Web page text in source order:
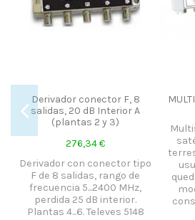
tipo
MULTI-SWITCH FI AUTONOMO
9x12 MS-0912
Multiswich de 9 entradas (4
satélites, 4 polaridades y
terrestre) autónomo para 12
usuarios. Este producto
queda sustituido por nuevo
modelo. Ikusi 3662 Para
consultar nuevo producto,
pinche aquí.